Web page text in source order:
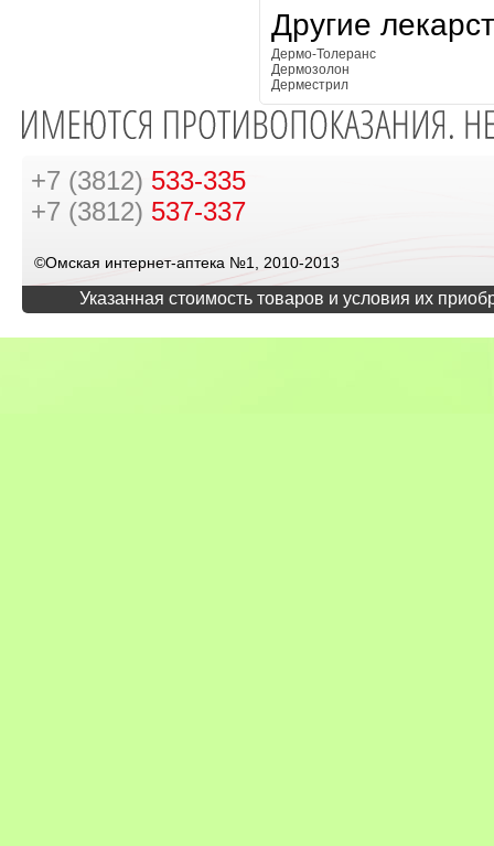
Другие
Дермо-Толеранс
Дермозолон
Дерместрил
+7 (3812) 533-335
+7 (3812) 537-337
©Омская интернет-аптека №1, 2010-2013
Указанная стоимость товаров и условия их